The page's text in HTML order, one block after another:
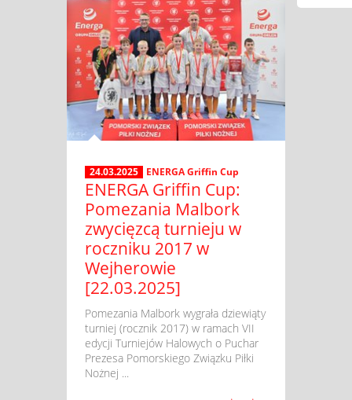
24.03.2025 ENERGA Griffin Cup
ENERGA Griffin Cup:
Pomezania Malbork
zwycięzcą turnieju w
roczniku 2017 w
Wejherowie
[22.03.2025]
​ Pomezania Malbork wygrała dziewiąty
turniej (rocznik 2017) w ramach VII
edycji Turniejów Halowych o Puchar
Prezesa Pomorskiego Związku Piłki
Nożnej ...